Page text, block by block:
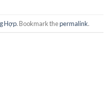
Hợp. Bookmark thepermalink.